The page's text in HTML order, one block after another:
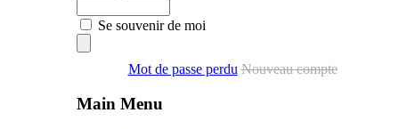
Se souvenir de moi
Mot de passe perdu Nouveau compte
Main Menu